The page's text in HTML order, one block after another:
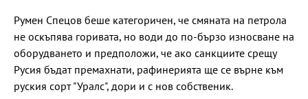
Румен Спецов беше категоричен, че смяната на петрола
не оскъпява горивата, но води до по-бързо износване на
оборудването и предположи, че ако санкциите срещу
Русия бъдат премахнати, рафинерията ще се върне към
руския сорт "Уралс", дори и с нов собственик.